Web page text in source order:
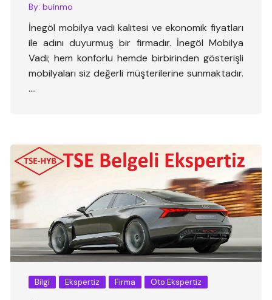
By: buinmo
İnegöl mobilya vadi kalitesi ve ekonomik fiyatları
ile adını duyurmuş bir firmadır. İnegöl Mobilya
Vadi; hem konforlu hemde birbirinden gösterişli
mobilyaları siz değerli müşterilerine sunmaktadır.
….
Bilgi Ekspertiz Firma Oto Ekspertiz